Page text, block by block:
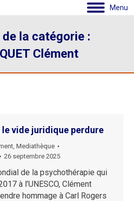
Menu
la catégorie :
Clément
vide juridique perdure
, Mediathèque
26 septembre 2025
de la psychothérapie qui
à l’UNESCO, Clément
hommage à Carl Rogers